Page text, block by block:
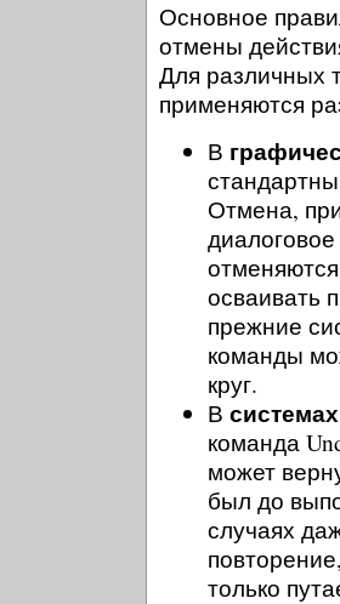
Основное
отмены
Для различных
применяются
В
Отмена,
осваивать
прежние
команды
круг.
В
команда
может
был до
случаях
только